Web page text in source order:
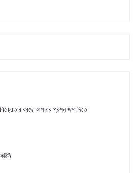
বিক্রেতার কাছে আপনার প্রশ্ন জমা দিতে